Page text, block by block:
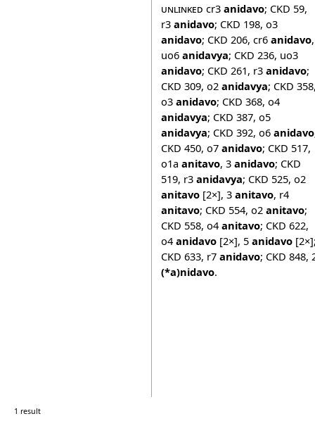
unlinked cr3 anidavo; CKD 59,
r3 anidavo; CKD 198, o3
anidavo; CKD 206, cr6 anidavo,
uo6 anidavya; CKD 236, uo3
anidavo; CKD 261, r3 anidavo;
CKD 309, o2 anidavya; CKD 358
o3 anidavo; CKD 368, o4
anidavya; CKD 387, o5
anidavya; CKD 392, o6 anidavo
CKD 450, o7 anidavo; CKD 517,
o1a anitavo, 3 anidavo; CKD
519, r3 anidavya; CKD 525, o2
anitavo[2×], 3 anitavo, r4
anitavo; CKD 554, o2 anitavo;
CKD 558, o4 anitavo; CKD 622,
o4 anidavo[2×], 5 anidavo
CKD 633, r7 anidavo; CKD 848,
(*a)nidavo.
1 result